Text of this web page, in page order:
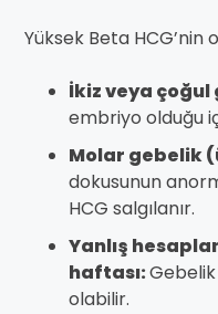
Yüksek Beta HCG’nin
İkiz veya
embriyo olduğu
Molar gebelik
dokusunun
HCG salgılanır.
Yanlış
haftası:
olabilir.